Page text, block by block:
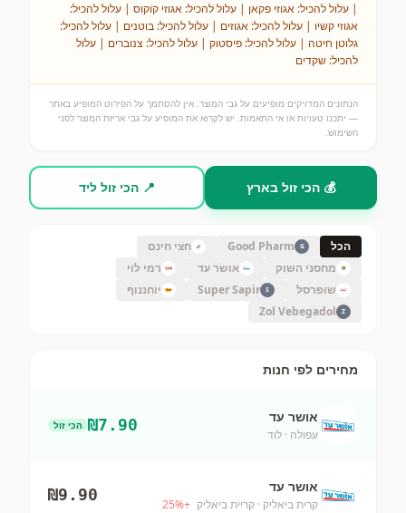
| עלול להכיל: אגוזי פקאן | עלול להכיל: אגוזי קוקוס | עלול להכיל:
אגוזי קשיו | עלול להכיל: אגוזים | עלול להכיל: בוטנים | עלול להכיל:
גלוטן חיטה | עלול להכיל: פיסטוק | עלול להכיל: צנוברים | עלול
להכיל: שקדים
הנתונים המדויקים מופיעים על גבי המוצר. אין להסתמך על הפירוט המופיע באתר
— יתכנו טעויות או אי התאמות. יש לקרוא את המופיע על גבי אריזת המוצר לפני
השימוש.
💰 הכי זול בארץ 📍 הכי זול ליד
הכל G
Good Pharm
חצי חינם
מחסני השוק
אושר עד
רמי לוי
שופרסל
S
Super Sapir יוחננוף
Z
Zol Vebegadol
מחירים לפי חנות
אושר עד
עפולה · לוד
₪7.90 הכי זול
אושר עד
קרית ביאליק · קריית ביאליק +
25%
₪9.90